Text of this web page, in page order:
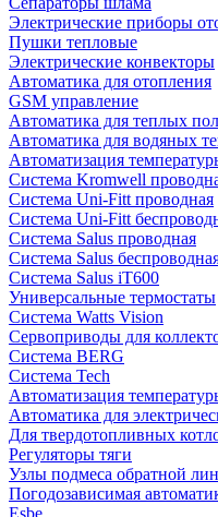
Электрические приборы
Пушки тепловые
Электрические конвекторы
Автоматика для отопления
GSM управление
Автоматика для теплых
Автоматика для водяных
Автоматизация
Система Kromwell
Система Uni-Fitt проводная
Система Uni-Fitt
Система Salus проводная
Система Salus
Система Salus iT600
Универсальные термостаты
Система Watts Vision
Сервоприводы для
Система BERG
Система Tech
Автоматизация
Автоматика для
Для твердотопливных
Регуляторы тяги
Узлы подмеса обратной
Погодозависимая
Esbe